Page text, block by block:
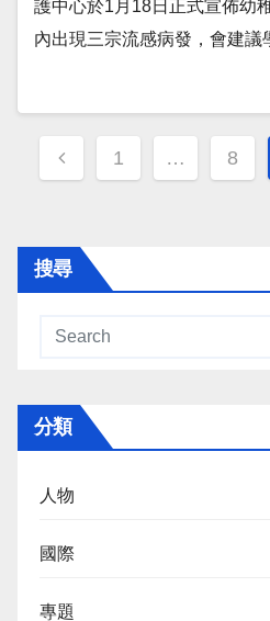
護中心於1月18日正式宣佈幼
內出現三宗流感病發，會建議
Posts
navigation
1 … 8
搜尋
分類
人物
國際
專題